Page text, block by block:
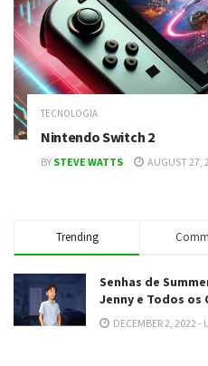
TECNOLOGIA
Nintendo Switch 2
BY STEVE WATTS AUGUST 27,
Trending
Senhas de
Jenny e Todos os
DECEMBER 2, 2022 -